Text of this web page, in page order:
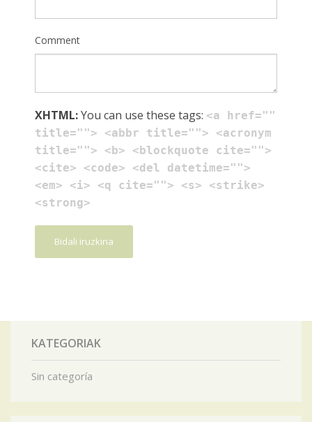
Comment
XHTML:You can use these tags: <a href=""
title=""> <abbr title=""> <acronym
title=""> <b> <blockquote cite="">
<cite> <code> <del datetime="">
<em> <i> <q cite=""> <s> <strike>
<strong>
KATEGORIAK
Sin categoría